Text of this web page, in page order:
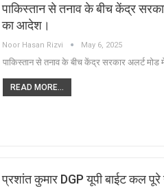
पाकिस्तान से तनाव के बीच केंद्र
का आदेश।
Noor Hasan Rizvi May 6, 2025
पाकिस्तान से तनाव के बीच केंद्र सरकार अलर्ट
READ MORE...
प्रशांत कुमार DGP यूपी बाईट कल